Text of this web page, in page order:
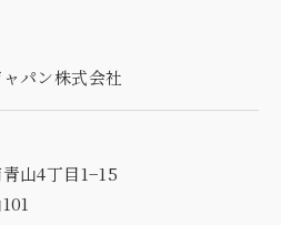
パン株式会社
山4丁目1−15